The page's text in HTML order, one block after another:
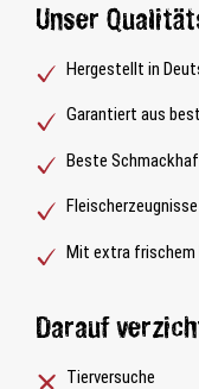
Unser
Hergestellt in
Garantiert aus
Beste
Mit extra frischem
Darauf
Tierversuche